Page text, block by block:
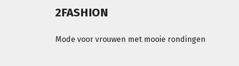
2FASHION
Mode voor vrouwen met mooie rondingen